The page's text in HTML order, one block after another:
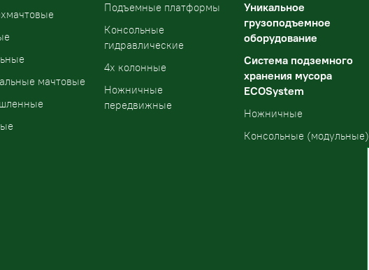
мачтовые
Подъемные платформы
Консольные
гидравлические
4х колонные
Ножничные
передвижные
Уникальное
грузоподъемное
оборудование
Система подземного
хранения мусора
ECOSystem
Ножничные
Консольные (модульные)